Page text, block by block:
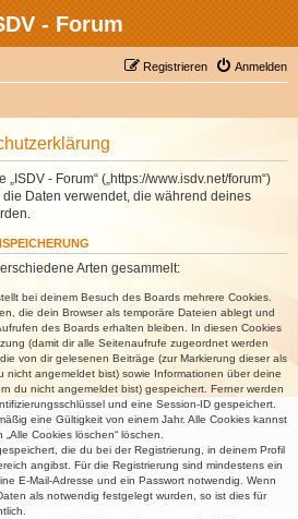
- Forum
Anmelden
Registrieren
- Forum“ („https://www.isdv.net/forum“)
die Daten verwendet, die während deines
Arten gesammelt:
bei deinem Besuch des Boards mehrere Cookies.
die dein Browser als temporäre Dateien ablegt und
des Boards erhalten bleiben. In diesen Cookies
(damit dir alle Seitenaufrufe zugeordnet werden
von dir gelesenen Beiträge (zur Markierung dieser als
nicht angemeldet bist) sowie Informationen über deine
du nicht angemeldet bist) gespeichert. Ferner werden
und eine Session-ID gespeichert.
eine Gültigkeit von einem Jahr. Alle Cookies kannst
Cookies löschen“ löschen.
die du bei der Registrierung, in deinem Profil
angibst. Für die Registrierung sind mindestens ein
E-Mail-Adresse und ein Passwort notwendig. Wenn
als notwendig festgelegt wurden, so ist dies für